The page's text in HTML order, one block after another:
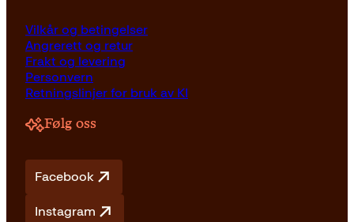
Vilkår og betingelser
Angrerett og retur
Frakt og levering
Personvern
Retningslinjer for bruk av KI
Følg oss
Facebook
Instagram